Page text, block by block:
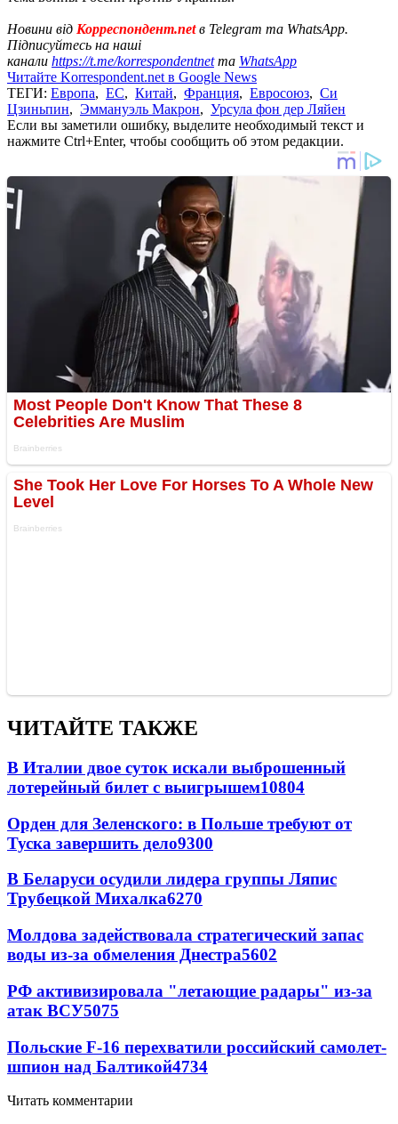
Новини від Корреспондент.netв Telegram та WhatsApp.
Підписуйтесь на наші
канали https://t.me/korrespondentnetта WhatsApp
Читайте Korrespondent.net в Google News
ТЕГИ: Европа, ЕС, Китай, Франция, Евросоюз, Си
Цзиньпин, Эммануэль Макрон, Урсула фон дер Ляйен
Если вы заметили ошибку, выделите необходимый текст и
нажмите Ctrl+Enter, чтобы сообщить об этом редакции.
ЧИТАЙТЕ ТАКЖЕ
В Италии двое суток искали выброшенный
лотерейный билет с выигрышем10804
Орден для Зеленского: в Польше требуют от
Туска завершить дело9300
В Беларуси осудили лидера группы Ляпис
Трубецкой Михалка6270
Молдова задействовала стратегический запас
воды из-за обмеления Днестра5602
РФ активизировала "летающие радары" из-за
атак ВСУ5075
Польские F-16 перехватили российский самолет-
шпион над Балтикой4734
Читать комментарии